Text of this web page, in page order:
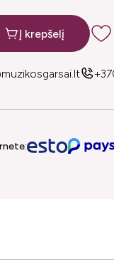
Į krepšelį